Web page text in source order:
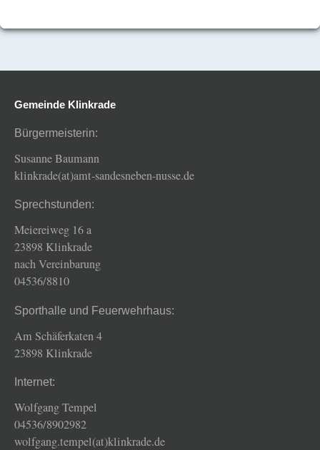
Gemeinde Klinkrade
Bürgermeisterin:
Susanne Baumann
klinkrade(at)amt-sandesneben-nusse.de
Sprechstunden:
Meiereiweg 16 a
23898 Klinkrade
nach Vereinbarung
04536/8810
Sporthalle und Feuerwehrhaus:
Am Schäferkaten 4
23898 Klinkrade
Internet:
Wolfgang Tempel
04536/8902982
wolfgang.tempel(at)klinkrade.de